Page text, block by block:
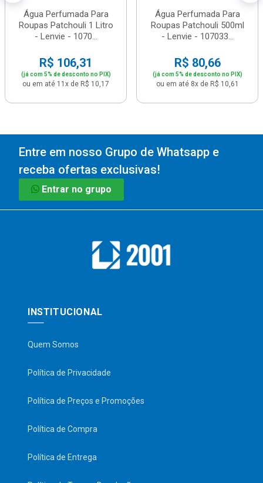
Água Perfumada Para
Roupas Patchouli 1 Litro
- Lenvie - 1070...
R$ 106,31
(já com 5% de desconto no PIX)
ou em até 11x de R$ 10,17
Água Perfumada Para
Roupas Patchouli 500ml
- Lenvie - 107033...
R$ 80,66
(já com 5% de desconto no PIX)
ou em até 8x de R$ 10,61
Entre em nosso Grupo de Whatsapp e
receba ofertas exclusivas!
Entrar no grupo
INSTITUCIONAL
Quem Somos
Política de Privacidade
Política de Preços e Promoções
Política de Compra
Política de Entrega